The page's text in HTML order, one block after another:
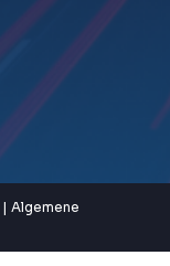
| Algemene